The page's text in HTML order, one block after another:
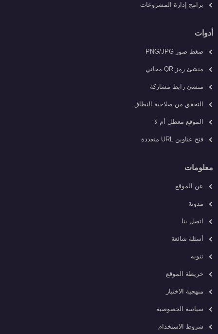
برامج إدارة المشروعات
أدوات
ضغط صور PNG/JPG
منشئ رمز QR مجاني
منشئ رابط مشاركة
التحقق من صلاحية النطاق
الموقع معطل أم لا
فتح عناوين URL متعددة
معلومات
عن الموقع
مدونة
اتصل بنا
أسئلة شائعة
تنويه
خريطة الموقع
منهجية الاختبار
سياسة الخصوصية
شروط الاستخدام